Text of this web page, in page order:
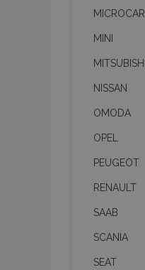
MICROCAR
MINI
MITSUBISHI
NISSAN
OMODA
OPEL
PEUGEOT
RENAULT
SAAB
SCANIA
SEAT